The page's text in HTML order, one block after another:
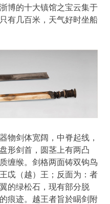
博的十大镇馆之宝云集于
有几百米，天气好时坐船
物剑体宽阔，中脊起线，
形剑首，圆茎上有两凸
缠缑。剑格两面铸双钩鸟
戉（越）王；反面为：者
的绿松石，现有部分脱
痕迹。越王者旨於睗剑附